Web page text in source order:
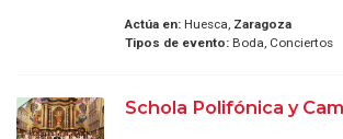
Actúa en:Huesca, Zaragoza
Tipos de evento:Boda, Conciertos
Schola Polifónica y